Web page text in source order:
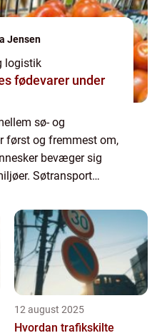
Jensen
logistik
fødevarer under
sø- og
først og fremmest om,
bevæger sig
Søtransport
12 august 2025
Hvordan trafikskilte